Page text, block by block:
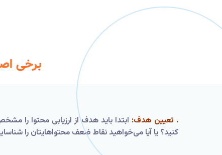
برخی
. تعیین هدف: ابتدا باید هدف از ارزیابی محتوا را
کنید؟ یا آیا می‌خواهید نقاط ضعف محتواهایتان را